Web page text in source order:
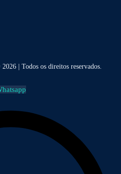
| Todos os direitos reservados.